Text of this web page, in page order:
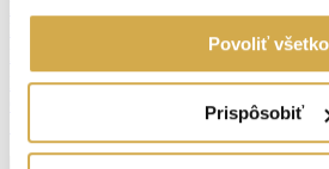
Povoliť všetko
Prispôsobiť
Extra plocha:Logia 13 m2